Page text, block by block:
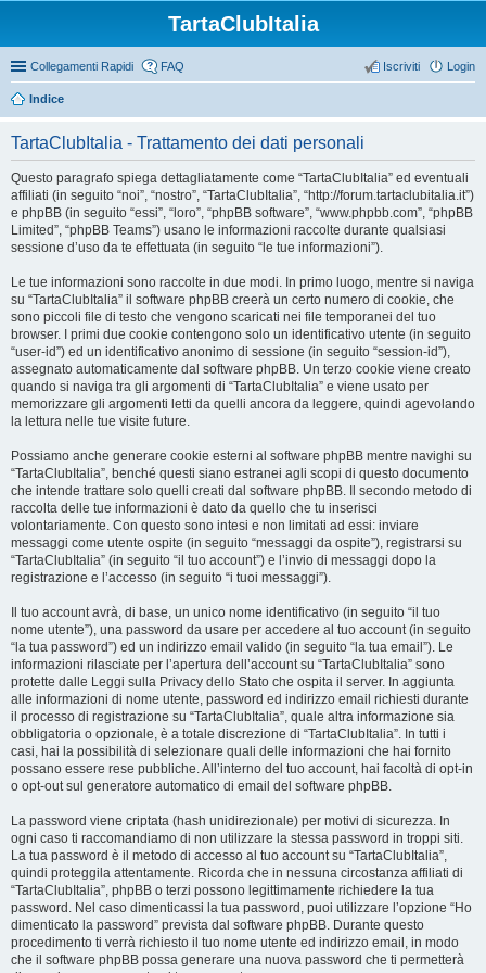
TartaClubItalia
Collegamenti Rapidi FAQ Login
Iscriviti
Indice
TartaClubItalia - Trattamento dei dati personali
Questo paragrafo spiega dettagliatamente come “TartaClubItalia” ed eventuali
affiliati (in seguito “noi”, “nostro”, “TartaClubItalia”, “http://forum.tartaclubitalia.it”)
e phpBB (in seguito “essi”, “loro”, “phpBB software”, “www.phpbb.com”, “phpBB
Limited”, “phpBB Teams”) usano le informazioni raccolte durante qualsiasi
sessione d’uso da te effettuata (in seguito “le tue informazioni”).
Le tue informazioni sono raccolte in due modi. In primo luogo, mentre si naviga
su “TartaClubItalia” il software phpBB creerà un certo numero di cookie, che
sono piccoli file di testo che vengono scaricati nei file temporanei del tuo
browser. I primi due cookie contengono solo un identificativo utente (in seguito
“user-id”) ed un identificativo anonimo di sessione (in seguito “session-id”),
assegnato automaticamente dal software phpBB. Un terzo cookie viene creato
quando si naviga tra gli argomenti di “TartaClubItalia” e viene usato per
memorizzare gli argomenti letti da quelli ancora da leggere, quindi agevolando
la lettura nelle tue visite future.
Possiamo anche generare cookie esterni al software phpBB mentre navighi su
“TartaClubItalia”, benché questi siano estranei agli scopi di questo documento
che intende trattare solo quelli creati dal software phpBB. Il secondo metodo di
raccolta delle tue informazioni è dato da quello che tu inserisci
volontariamente. Con questo sono intesi e non limitati ad essi: inviare
messaggi come utente ospite (in seguito “messaggi da ospite”), registrarsi su
“TartaClubItalia” (in seguito “il tuo account”) e l’invio di messaggi dopo la
registrazione e l’accesso (in seguito “i tuoi messaggi”).
Il tuo account avrà, di base, un unico nome identificativo (in seguito “il tuo
nome utente”), una password da usare per accedere al tuo account (in seguito
“la tua password”) ed un indirizzo email valido (in seguito “la tua email”). Le
informazioni rilasciate per l’apertura dell’account su “TartaClubItalia” sono
protette dalle Leggi sulla Privacy dello Stato che ospita il server. In aggiunta
alle informazioni di nome utente, password ed indirizzo email richiesti durante
il processo di registrazione su “TartaClubItalia”, quale altra informazione sia
obbligatoria o opzionale, è a totale discrezione di “TartaClubItalia”. In tutti i
casi, hai la possibilità di selezionare quali delle informazioni che hai fornito
possano essere rese pubbliche. All’interno del tuo account, hai facoltà di opt-in
o opt-out sul generatore automatico di email del software phpBB.
La password viene criptata (hash unidirezionale) per motivi di sicurezza. In
ogni caso ti raccomandiamo di non utilizzare la stessa password in troppi siti.
La tua password è il metodo di accesso al tuo account su “TartaClubItalia”,
quindi proteggila attentamente. Ricorda che in nessuna circostanza affiliati di
“TartaClubItalia”, phpBB o terzi possono legittimamente richiedere la tua
password. Nel caso dimenticassi la tua password, puoi utilizzare l’opzione “Ho
dimenticato la password” prevista dal software phpBB. Durante questo
procedimento ti verrà richiesto il tuo nome utente ed indirizzo email, in modo
che il software phpBB possa generare una nuova password che ti permetterà